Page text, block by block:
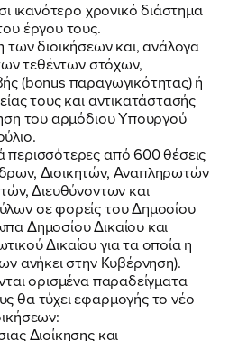
YT LN VB TIKTOK
ικανότερο χρονικό διάστημα
έργου τους.
των διοικήσεων και, ανάλογα
τεθέντων στόχων,
(bonus παραγωγικότητας) ή
τους και αντικατάστασής
του αρμόδιου Υπουργού
από 600 θέσεις
Διοικητών, Αναπληρωτών
Διευθύνοντων και
σε φορείς του Δημοσίου
Δημοσίου Δικαίου και
Δικαίου για τα οποία η
ανήκει στην Κυβέρνηση).
ορισμένα παραδείγματα
θα τύχει εφαρμογής το νέο
Διοίκησης και